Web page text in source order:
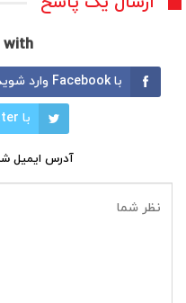
با Facebook وارد شوید
با Twitter وارد شوید
آدرس ایمیل